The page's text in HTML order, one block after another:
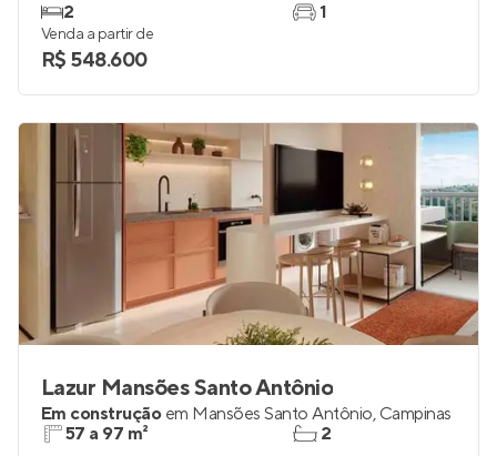
2
1
Venda a partir de
R$ 548.600
Lazur Mansões Santo Antônio
Em construção em Mansões Santo Antônio, Campinas
57 a 97 m²
2